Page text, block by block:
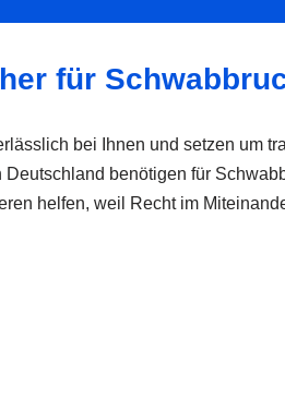
für
bei Ihnen und setzen um
benötigen für
helfen, weil Recht im